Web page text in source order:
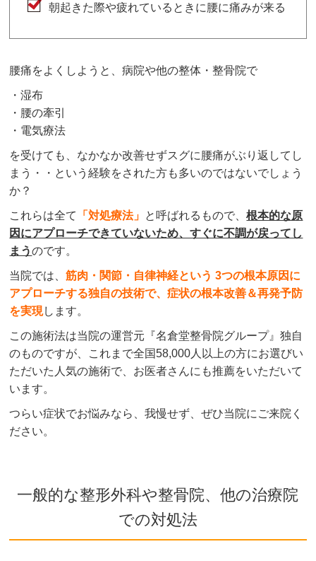
朝起きた際や疲れているときに腰に痛みが来る
腰痛をよくしようと、病院や他の整体・整骨院で
・湿布
・腰の牽引
・電気療法
を受けても、なかなか改善せずスグに腰痛がぶり返してし
まう・・という経験をされた方も多いのではないでしょう
か？
これらは全て 「対処療法」 と呼ばれるもので、根本的な原
因にアプローチできていないため、すぐに不調が戻ってし
まうのです。
当院では、筋肉・関節・自律神経という 3つの根本原因に
アプローチする独自の技術で、症状の根本改善＆再発予防
を実現します。
この施術法は当院の運営元『名倉堂整骨院グループ』独自
のものですが、これまで全国58,000人以上の方にお選びい
ただいた人気の施術で、お医者さんにも推薦をいただいて
います。
つらい症状でお悩みなら、我慢せず、ぜひ当院にご来院く
ださい。
一般的な整形外科や整骨院、他の治療院
での対処法